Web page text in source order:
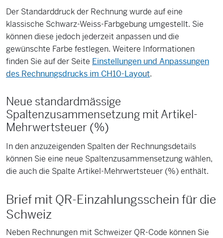
Der Standarddruck der Rechnung wurde auf eine
klassische Schwarz-Weiss-Farbgebung umgestellt. Sie
können diese jedoch jederzeit anpassen und die
gewünschte Farbe festlegen. Weitere Informationen
finden Sie auf der Seite Einstellungen und Anpassungen
des Rechnungsdrucks im CH10-Layout.
Neue standardmässige
Spaltenzusammensetzung mit Artikel-
Mehrwertsteuer (%)
In den anzuzeigenden Spalten der Rechnungsdetails
können Sie eine neue Spaltenzusammensetzung wählen,
die auch die Spalte Artikel-Mehrwertsteuer (%) enthält.
Brief mit QR-Einzahlungsschein für die
Schweiz
Neben Rechnungen mit Schweizer QR-Code können Sie